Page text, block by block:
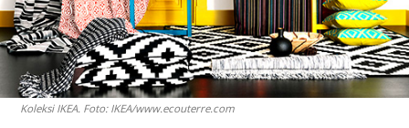
Koleksi IKEA. Foto: IKEA/www.ecouterre.com